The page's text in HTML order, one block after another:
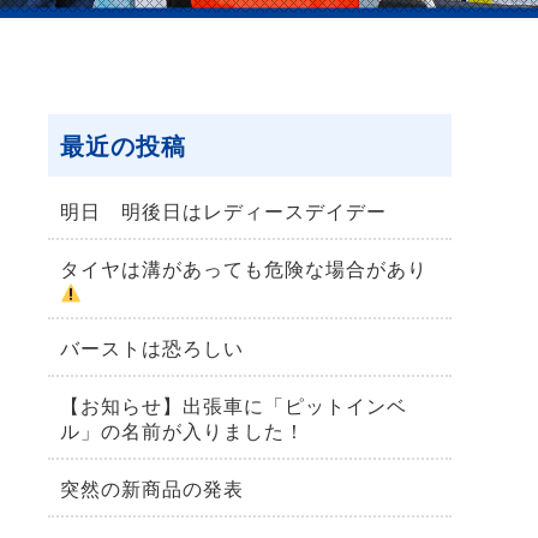
最近の投稿
明日 明後日はレディースデイデー
タイヤは溝があっても危険な場合があり
バーストは恐ろしい
【お知らせ】出張車に「ピットインベ
ル」の名前が入りました！
突然の新商品の発表